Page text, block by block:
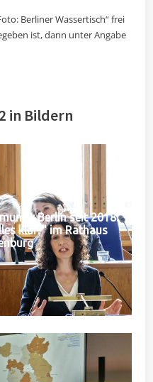
Berliner Wassertisch“ frei
ist, dann unter Angabe
in Bildern
Berlin seit 2018:
klar?" im Rathaus